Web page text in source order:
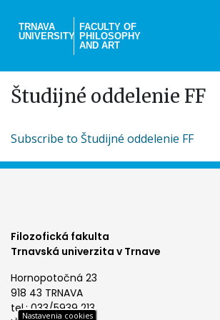
main
TRNAVA
UNIVERSITY
FACULTY OF
PHILOSOPHY
AND ART
Študijné oddelenie FF
Subscribe to Študijné oddelenie FF
Filozofická fakulta
Trnavská univerzita v Trnave
Hornopotočná 23
918 43 TRNAVA
tel.: 033/5939 213
Nastavenia cookies